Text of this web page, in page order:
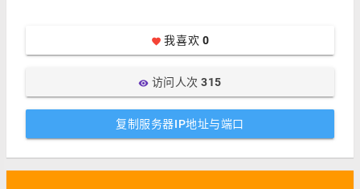
favorite 我喜欢 0
visibility访问人次315
复制服务器IP地址与端口